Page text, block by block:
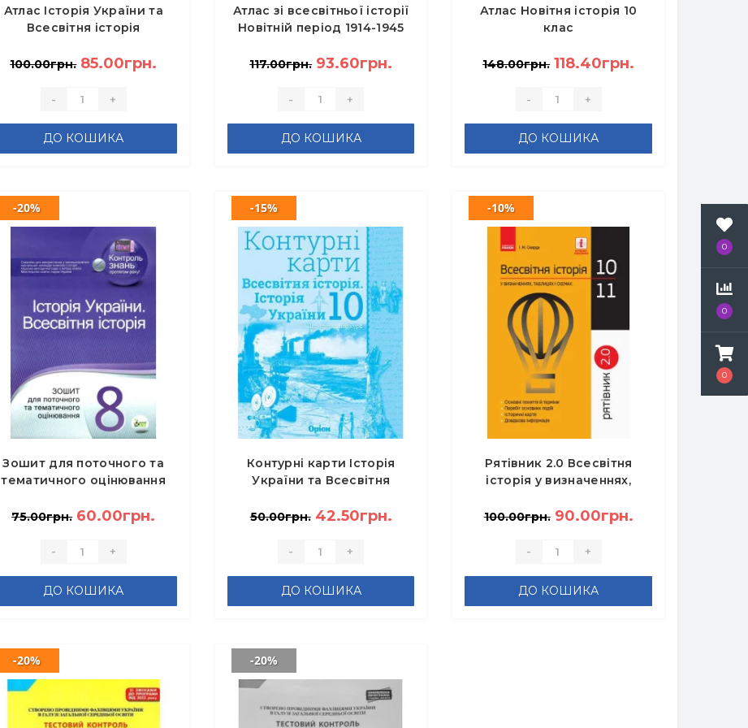
0
0
0
Атлас Історія України та
Всесвітня історія
- Щупак І.Я.
100.00грн. 85.00грн.
- +
ДО КОШИКА
Атлас зі всесвітньої історії
Новітній період 1914-1945
117.00грн. 93.60грн.
- +
ДО КОШИКА
Атлас Новітня історія 10
клас
148.00грн. 118.40грн.
- +
ДО КОШИКА
Зошит для поточного та
тематичного оцінювання
історія 8 клас -
-20%
75.00грн. 60.00грн.
- +
ДО КОШИКА
Контурні карти Історія
України та Всесвітня
10 клас - Щупак І.Я.
-15%
50.00грн. 42.50грн.
- +
ДО КОШИКА
Рятівник 2.0 Всесвітня
історія у визначеннях,
класи - Скирда І.М.
-10%
100.00грн. 90.00грн.
- +
ДО КОШИКА
-20% -20%